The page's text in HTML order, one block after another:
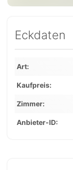
Eckdaten
Art
Kaufpreis
Zimmer
Anbieter-ID